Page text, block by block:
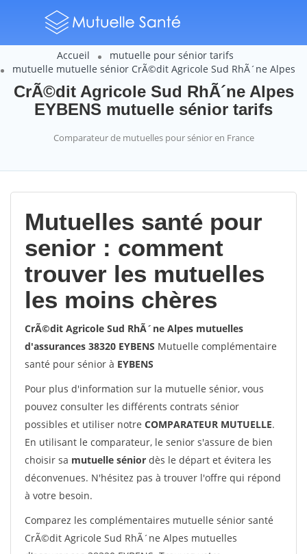
Accueil
mutuelle pour sénior tarifs
mutuelle mutuelle sénior CrÃ©dit Agricole Sud RhÃ´ne Alpes
CrÃ©dit Agricole Sud RhÃ´ne Alpes
EYBENS mutuelle sénior tarifs
Comparateur de mutuelles pour sénior en France
Mutuelles santé pour
senior : comment
trouver les mutuelles
les moins chères
CrÃ©dit Agricole Sud RhÃ´ne Alpes mutuelles
d'assurances 38320 EYBENS Mutuelle complémentaire
santé pour sénior à EYBENS
Pour plus d'information sur la mutuelle sénior, vous
pouvez consulter les différents contrats sénior
possibles et utiliser notre COMPARATEUR MUTUELLE.
En utilisant le comparateur, le senior s'assure de bien
choisir sa mutuelle sénior dès le départ et évitera les
déconvenues. N'hésitez pas à trouver l'offre qui répond
à votre besoin.
Comparez les complémentaires mutuelle sénior santé
CrÃ©dit Agricole Sud RhÃ´ne Alpes mutuelles